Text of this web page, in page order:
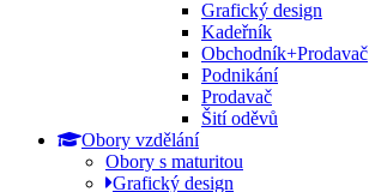
Grafický design
Kadeřník
Obchodník+Prodavač
Podnikání
Prodavač
Šití oděvů
Obory vzdělání
Obory s maturitou
Grafický design